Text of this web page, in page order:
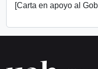
[Carta en apoyo al